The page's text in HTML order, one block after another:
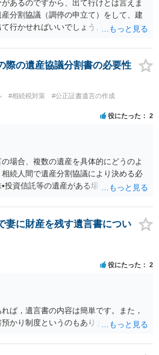
あるのですから、出て行けとは言えま
分割協議（調停の申立て）をして、建
行かせればいいでしょう。 建物の固定
すればいいと思います。 なお、家賃に
分割手続をしなかったのですから、あき
際の遺産協議分割書の必要性
#相続税対策
#公正証書遺言の作成
役にたった 2
場合、複数の遺産を具体的にどうのよ
続人間で遺産分割協議により決める必
投資信託等の遺産がある場合に、どの遺
ような分け方をするのか等について
により決める必要があります）。
妻に財産を残す遺言書につい
役にたった 2
ば，遺言書の内容は簡単です。また，
かり制度というのもあります。